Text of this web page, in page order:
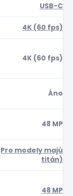
USB-C
4K (60 fps)
4K (60 fps)
Áno
48 MP
modely majú
titán)
48 MP